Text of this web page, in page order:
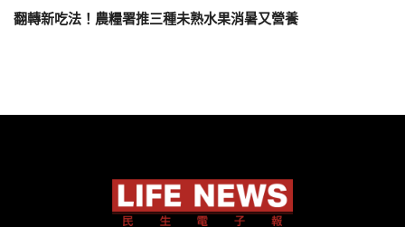
翻轉新吃法！農糧署推三種未熟水果消暑又營養